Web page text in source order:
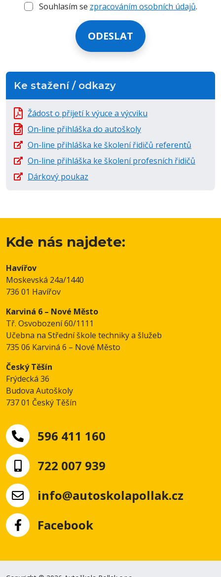
Souhlasím se zpracováním osobních údajů.
Ke stažení / odkazy
Žádost o přijetí k výuce a výcviku
On-line přihláška do autoškoly
On-line přihláška ke školení řidičů referentů
On-line přihláška ke školení profesních řidičů
Dárkový poukaz
Kde nás najdete:
Havířov
Moskevská 24a/1440
736 01 Havířov
Karviná 6 – Nové Město
Tř. Osvobození 60/1111
Učebna na Střední škole techniky a šlužeb
735 06 Karviná 6 – Nové Město
Český Těšín
Frýdecká 36
Budova Autoškoly
737 01 Český Těšín
596 411 160
722 007 939
info@autoskolapollak.cz
Facebook